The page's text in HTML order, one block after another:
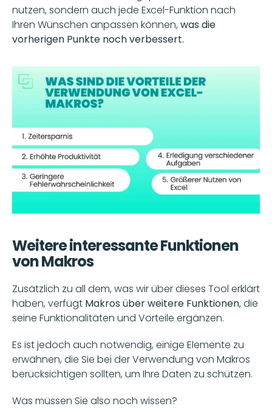
nutzen, sondern auch jede Excel-Funktion nach
Ihren Wünschen anpassen können, was die
vorherigen Punkte noch verbessert.
Weitere interessante Funktionen
von Makros
Zusätzlich zu all dem, was wir über dieses Tool erklärt
haben, verfügt Makros über weitere Funktionen, die
seine Funktionalitäten und Vorteile ergänzen.
Es ist jedoch auch notwendig, einige Elemente zu
erwähnen, die Sie bei der Verwendung von Makros
berücksichtigen sollten, um Ihre Daten zu schützen.
Was müssen Sie also noch wissen?